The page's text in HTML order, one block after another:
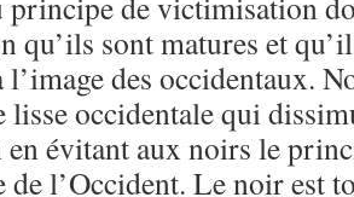
qu’ils sont matures et
l’image des occidentaux.
lisse occidentale qui
évitant aux noirs le
de l’Occident. Le noir est